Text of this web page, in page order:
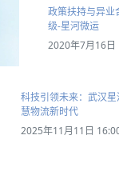
政策扶持与异业
级-星河微运
2020年7月16日
科技引领未来：武汉
慧物流新时代
2025年11月11日